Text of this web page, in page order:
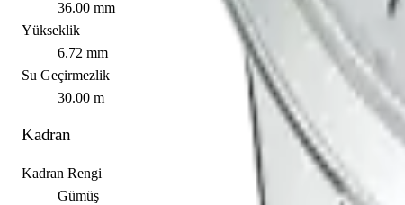
36.00 mm
Yükseklik
6.72 mm
Su Geçirmezlik
30.00 m
Kadran
Kadran Rengi
Gümüş